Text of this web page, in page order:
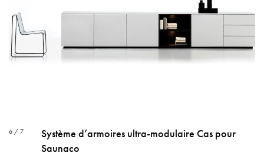
6 / 7
Système d’armoires ultra-modulaire Cas pour
Saunaco